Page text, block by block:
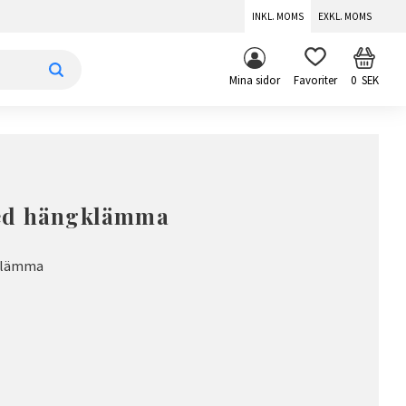
INKL. MOMS EXKL. MOMS
Mina sidor FAVORITER 0SEK
hängklämma